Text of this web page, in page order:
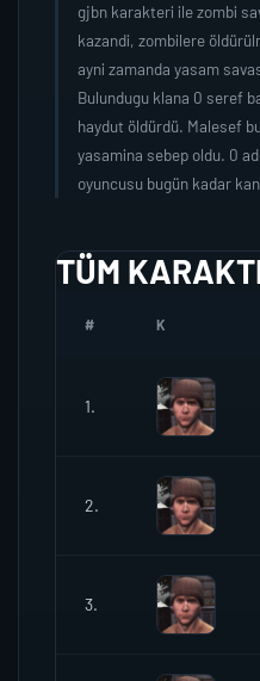
gjbn karakteri ile zombi
kazandi, zombilere
ayni zamanda yasam
Bulundugu klana 0 seref
haydut öldürdü. Malesef
yasamina sebep oldu. 0
oyuncusu bugün kadar
TÜM
# K
1.
2.
3.